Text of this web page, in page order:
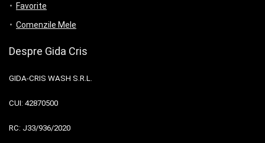
Favorite
Comenzile Mele
Despre Gida Cris
GIDA-CRIS WASH S.R.L.
CUI: 42870500
RC: J33/936/2020